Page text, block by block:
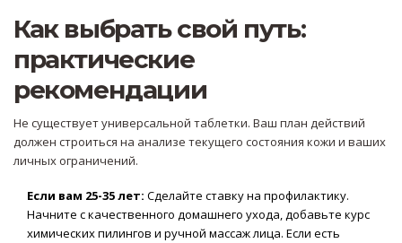
Как выбрать свой путь:
практические
рекомендации
Не существует универсальной таблетки. Ваш план действий
должен строиться на анализе текущего состояния кожи и ваших
личных ограничений.
Если вам 25-35 лет: Сделайте ставку на профилактику.
Начните с качественного домашнего ухода, добавьте курс
химических пилингов и ручной массаж лица. Если есть